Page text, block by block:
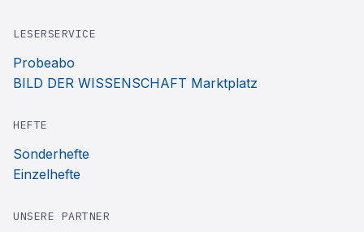
LESERSERVICE
Probeabo
BILD DER WISSENSCHAFT Marktplatz
HEFTE
Sonderhefte
Einzelhefte
UNSERE PARTNER